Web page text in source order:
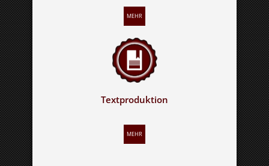
MEHR
Textproduktion
MEHR